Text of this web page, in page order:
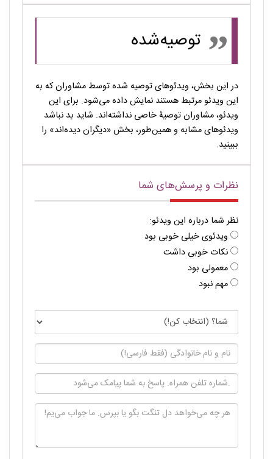
توصیه‌شده
در این بخش، ویدئوهای توصیه شده توسط مشاوران که به
این ویدئو مرتبط هستند نمایش داده می‌شود. برای این
ویدئو، مشاوران توصیۀ خاصی نداشته‌اند. شاید بد نباشد
ویدئوهای مشابه و همین‌طور، بخش «دیگران دیده‌اند» را
ببینید.
نظرات و پرسش‌های شما
نظر شما درباره این ویدئو:
ویدئوی خیلی خوبی بود
نکات خوبی داشت
معمولی بود
مهم نبود